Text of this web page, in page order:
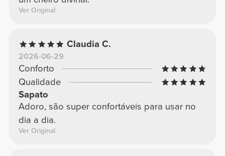
Ver Original
Claudia C.
2026-06-29
Conforto
Qualidade
Sapato
Adoro, são super confortáveis para usar no
dia a dia.
Ver Original